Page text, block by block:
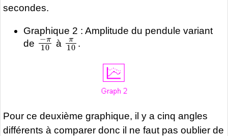
secondes.
Graphique 2 : Amplitude du pendule variant
de
−π10
à
π10
.
Pour ce deuxième graphique, il y a cinq angles
différents à comparer donc il ne faut pas oublier de